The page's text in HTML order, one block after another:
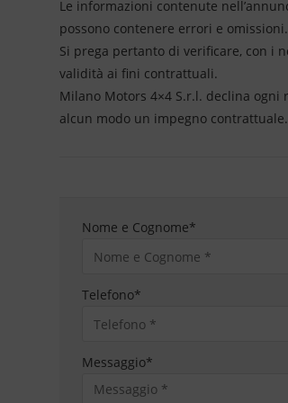
Le informazioni contenute
possono contenere errori e omissioni.
Si prega pertanto di verificare, con i
validità ai fini contrattuali.
Milano Motors 4×4 S.r.l. declina
alcun modo un impegno contrattuale.
Nome e Cognome*
Telefono*
Messaggio*